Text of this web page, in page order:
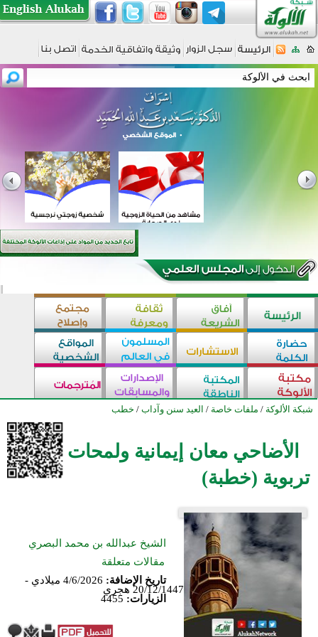
شبكة الألوكة / ملفات خاصة / العيد سنن وآداب / خطب
الأضاحي معان إيمانية ولمحات
تربوية (خطبة)
الشيخ عبدالله بن محمد البصري
مقالات متعلقة
تاريخ الإضافة:
4/6/2026 ميلادي -
20/12/1447 هجري
الزيارات: 4455